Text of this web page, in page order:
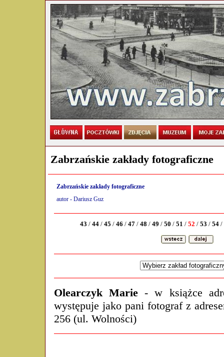
Zabrzańskie zakłady fotograficzne
Zabrzańskie zakłady fotograficzne
autor - Dariusz Guz
43 / 44 / 45 / 46 / 47 / 48 / 49 / 50 / 51 / 52 / 53 / 54 /
Olearczyk Marie - w książce
występuje jako pani fotograf z
256 (ul. Wolności)